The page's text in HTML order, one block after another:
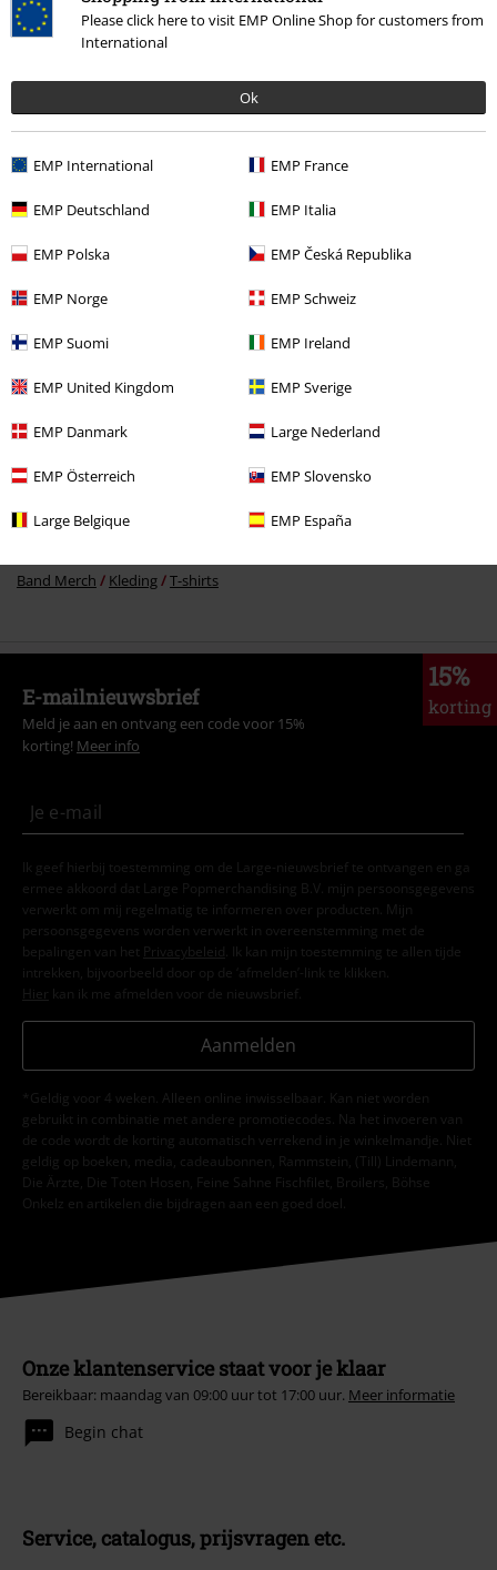
Please click here to visit EMP Online Shop for customers from
International
Ok
EMP International EMP France
EMP Deutschland EMP Italia
EMP Polska EMP Česká Republika
EMP Norge EMP Schweiz
EMP Suomi EMP Ireland
EMP United Kingdom EMP Sverige
EMP Danmark Large Nederland
EMP Österreich EMP Slovensko
Large Belgique EMP España
Laatst bezocht
Top Bands
T-shirts
Band Merch Genre
Band Merch Kleding T-shirts
15%
korting
E-mailnieuwsbrief
Meld je aan en ontvang een code voor 15%
korting! Meer info
Ik geef hierbij toestemming om de Large-nieuwsbrief te ontvangen en ga
ermee akkoord dat Large Popmerchandising B.V. mijn persoonsgegevens
verwerkt om mij regelmatig te informeren over producten. Mijn
persoonsgegevens worden verwerkt in overeenstemming met de
bepalingen van het
Privacybeleid . Ik kan mijn toestemming te allen tijde
intrekken, bijvoorbeeld door op de ‘afmelden’-link te klikken.
Hier kan ik me afmelden voor de nieuwsbrief.
Aanmelden
*Geldig voor 4 weken. Alleen online inwisselbaar. Kan niet worden
gebruikt in combinatie met andere promotiecodes. Na het invoeren van
de code wordt de korting automatisch verrekend in je winkelmandje. Niet
geldig op boeken, media, cadeaubonnen, Rammstein, (Till) Lindemann,
Die Ärzte, Die Toten Hosen, Feine Sahne Fischfilet, Broilers, Böhse
Onkelz en artikelen die bijdragen aan een goed doel.
Onze klantenservice staat voor je klaar
Bereikbaar: maandag van 09:00 uur tot 17:00 uur. Meer informatie
Begin chat
Service, catalogus, prijsvragen etc.